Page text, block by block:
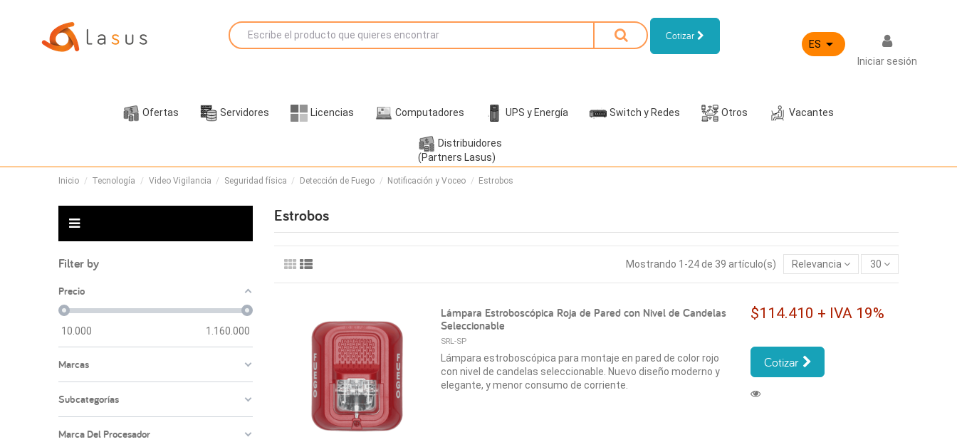
Cotizar
ES 
Iniciar sesión
Ofertas Servidores Licencias Computadores UPS y Energía Switch y Redes Otros Vacantes
Distribuidores
(Partners Lasus)
Inicio Tecnología Video Vigilancia Seguridad física Detección de Fuego Notificación y Voceo Estrobos
Estrobos
Mostrando 1-24 de 39 artículo(s) Relevancia 30
Lámpara Estroboscópica Roja de Pared con Nivel de Candelas
Seleccionable
SRL-SP
Lámpara estroboscópica para montaje en pared de color rojo
con nivel de candelas seleccionable. Nuevo diseño moderno y
elegante, y menor consumo de corriente.
$114.410 + IVA 19%
Cotizar
Filter by
Precio
10.000 1.160.000
Marcas
Subcategorías
Marca Del Procesador